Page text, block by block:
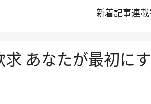
新着記事連載
求 あなたが最初に